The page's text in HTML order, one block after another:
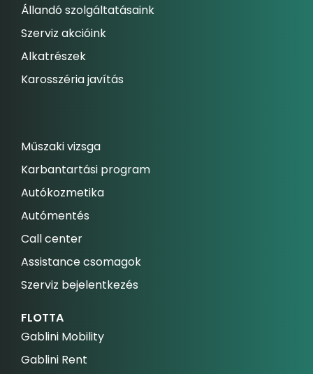
Állandó szolgáltatásaink
Szerviz akcióink
Alkatrészek
Karosszéria javítás
Műszaki vizsga
Karbantartási program
Autókozmetika
Autómentés
Call center
Assistance csomagok
Szerviz bejelentkezés
FLOTTA
Gablini Mobility
Gablini Rent